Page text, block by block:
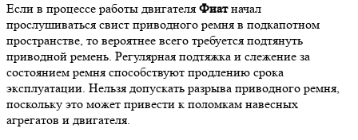
Если в процессе работы двигателя Фиатначал
прослушиваться свист приводного ремня в подкапотном
пространстве, то вероятнее всего требуется подтянуть
приводной ремень. Регулярная подтяжка и слежение за
состоянием ремня способствуют продлению срока
эксплуатации. Нельзя допускать разрыва приводного ремня,
поскольку это может привести к поломкам навесных
агрегатов и двигателя.